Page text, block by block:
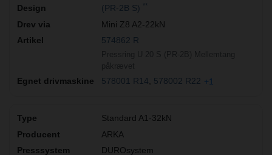
(PR-2B S)
Mini Z8 A2-22kN
574862 R
578001 R14 578002 R22 +1
Standard A1-32kN
ARKA
DUROsystem